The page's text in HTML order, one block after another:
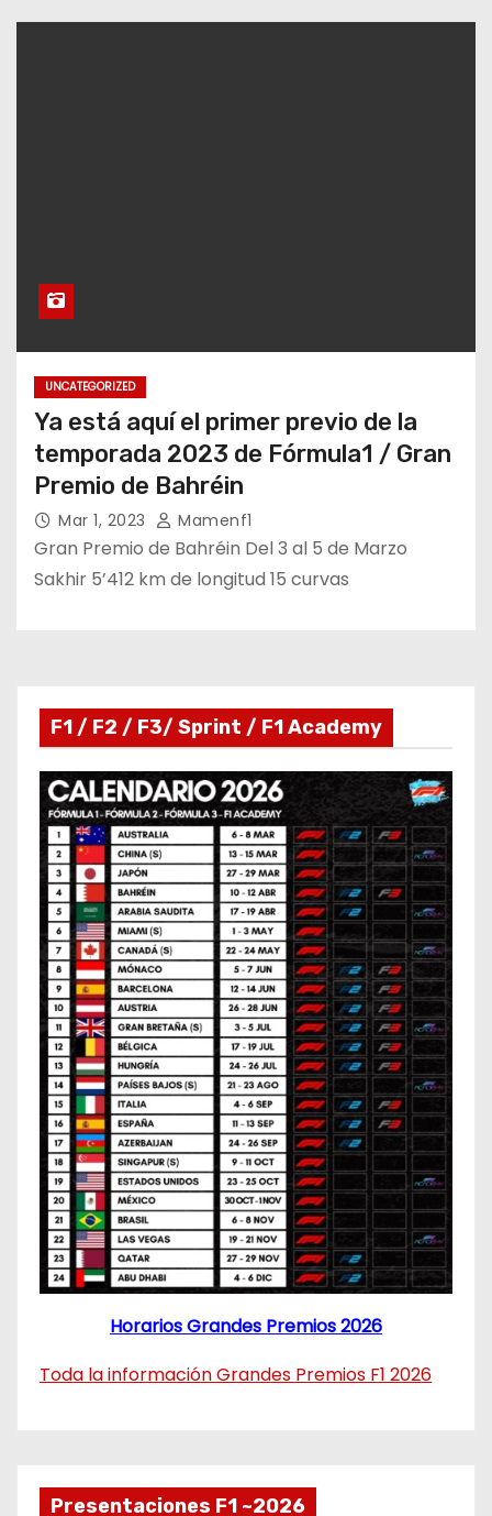
UNCATEGORIZED
Ya está aquí el primer previo de la
temporada 2023 de Fórmula1 / Gran
Premio de Bahréin
Mar 1, 2023 Mamenf1
Gran Premio de Bahréin Del 3 al 5 de Marzo
Sakhir 5’412 km de longitud 15 curvas
F1 / F2 / F3/ Sprint / F1 Academy
Horarios Grandes Premios 2026
Toda la información Grandes Premios F1 2026
Presentaciones F1 ~2026